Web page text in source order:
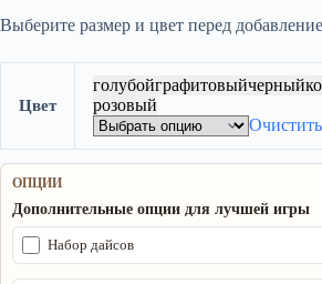
Выберите размер и цвет перед
Цвет
голубойграфитовыйчерный
розовый
Очистить
ОПЦИИ
Дополнительные опции для лучшей игры
Набор дайсов